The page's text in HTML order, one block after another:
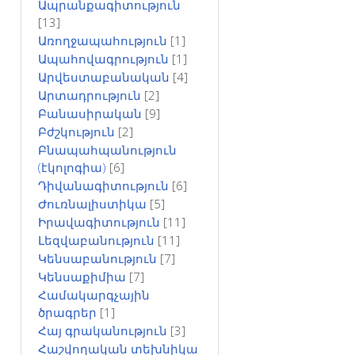
Ապրանքագիտություն
[13]
Առողջապահություն [1]
Ապահովագրություն [1]
Արվեստաբանական [4]
Արտադրություն [2]
Բանասիրական [9]
Բժշկություն [2]
Բնապահպանություն
(էկոլոգիա) [6]
Դիվանագիտություն [6]
Ժուռնալիստիկա [5]
Իրավագիտություն [11]
Լեզվաբանություն [11]
Կենսաբանություն [7]
Կենսաքիմիա [7]
Համակարգչային
ծրագրեր [1]
Հայ գրականություն [3]
Հաշվողական տեխնիկա